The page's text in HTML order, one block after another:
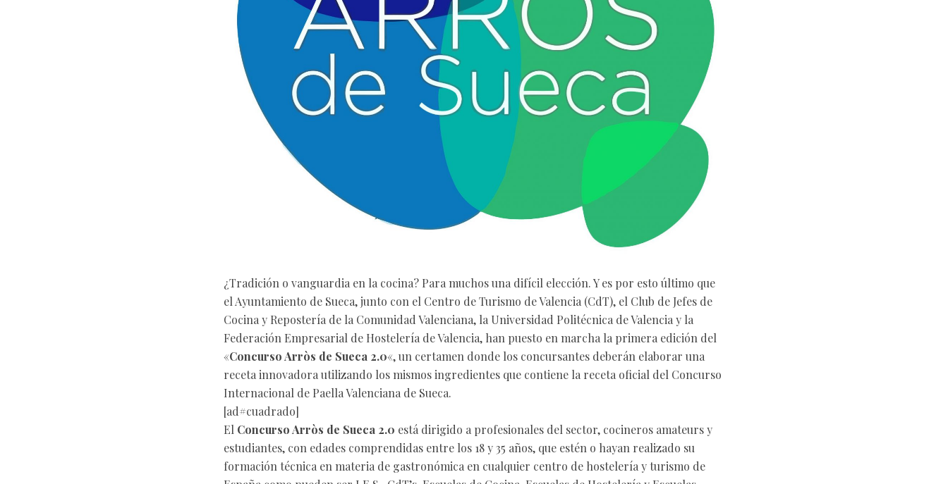
¿Tradición o vanguardia en la cocina? Para muchos una difícil elección. Y es por esto último que
el Ayuntamiento de Sueca, junto con el Centro de Turismo de Valencia (CdT), el Club de Jefes de
Cocina y Repostería de la Comunidad Valenciana, la Universidad Politécnica de Valencia y la
Federación Empresarial de Hostelería de Valencia, han puesto en marcha la primera edición del
«Concurso Arròs de Sueca 2.0«, un certamen donde los concursantes deberán elaborar una
receta innovadora utilizando los mismos ingredientes que contiene la receta oficial del Concurso
Internacional de Paella Valenciana de Sueca.
[ad#cuadrado]
El Concurso Arròs de Sueca 2.0 está dirigido a profesionales del sector, cocineros amateurs y
estudiantes, con edades comprendidas entre los 18 y 35 años, que estén o hayan realizado su
formación técnica en materia de gastronómica en cualquier centro de hostelería y turismo de